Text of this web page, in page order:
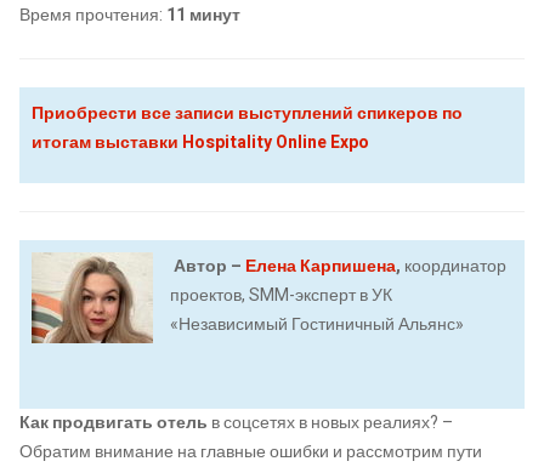
Время прочтения: 11 минут
Приобрести все записи выступлений спикеров по
итогам выставки Hospitality Online Expo
Автор – Елена Карпишена, координатор
проектов, SMM-эксперт в УК
«Независимый Гостиничный Альянс»
Как продвигать отель в соцсетях в новых реалиях? –
Обратим внимание на главные ошибки и рассмотрим пути